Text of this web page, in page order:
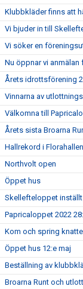
Klubbkläder finns att
Vi bjuder in till
Vi söker en
Nu öppnar vi
Årets idrottsförening
Vinnarna av
Välkomna till
Årets sista Broarna
Hallrekord i Florahallen
Northvolt open
Öppet hus
Skellefteloppet inställt
Papricaloppet 2022
Kom och spring
Öppet hus 12:e maj
Beställning av
Broarna Runt och